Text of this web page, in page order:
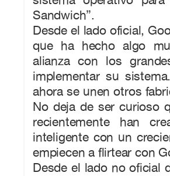
Sandwich”.
Desde el lado oficial,
que ha hecho algo
alianza con los
implementar su
ahora se unen otros
No deja de ser curioso
recientemente han
inteligente con un
empiecen a flirtear con
Desde el lado no oficial